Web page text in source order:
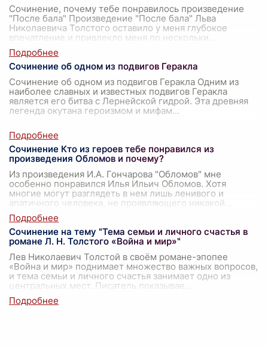
Сочинение, почему тебе понравилось произведение
"После бала" Произведение "После бала" Льва
Николаевича Толстого оставило у меня глубокое
впечатление и привлекло меня по нескольки
Сочинение об одном из подвигов Геракла
Сочинение об одном из подвигов Геракла Одним из
наиболее славных и известных подвигов Геракла
является его битва с Лернейской гидрой. Эта древняя
легенда окутана героизмом и мифам...
Сочинение Кто из героев тебе понравился из
произведения Обломов и почему?
Из произведения И.А. Гончарова "Обломов" мне
особенно понравился Илья Ильич Обломов. Хотя
многие могут разглядеть в нем лишь ленивого и
апатичного человека, не проявляющего никакой
Сочинение на тему "Тема семьи и личного счастья в
романе Л. Н. Толстого «Война и мир»"
Лев Николаевич Толстой в своём романе-эпопее
«Война и мир» поднимает множество важных вопросов,
и тема семьи и личного счастья занимает одно из
центральных мест. Писатель показывае